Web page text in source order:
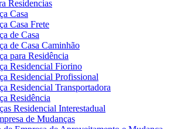
Residencias
Casa
Casa Frete
de Casa
de Casa Caminhão
para Residência
Residencial Fiorino
Residencial Profissional
Residencial Transportadora
Residência
Residencial Interestadual
de Mudanças